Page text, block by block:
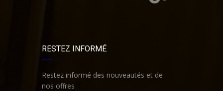
RESTEZ INFORMÉ
Restez informé des nouveautés et de
nos offres